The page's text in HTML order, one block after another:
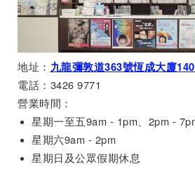
地址： 九龍彌敦道363號恆成大廈
電話：3426 9771
營業時間：
星期一至五9am - 1pm、2pm -
星期六9am - 2pm
星期日及公眾假期休息